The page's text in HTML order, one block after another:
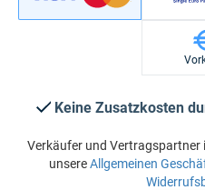
Keine Zusatzkosten
Verkäufer und Vertragspartner
unsereAllgemeinen